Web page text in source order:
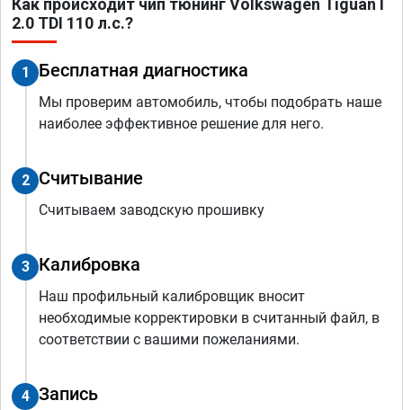
Как происходит чип тюнинг Volkswagen Tiguan I
2.0 TDI 110 л.с.?
1 Бесплатная диагностика
Мы проверим автомобиль, чтобы подобрать наше
наиболее эффективное решение для него.
2 Считывание
Считываем заводскую прошивку
3 Калибровка
Наш профильный калибровщик вносит
необходимые корректировки в считанный файл, в
соответствии с вашими пожеланиями.
4 Запись